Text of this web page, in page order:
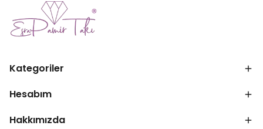
Kategoriler
Hesabım
Hakkımızda